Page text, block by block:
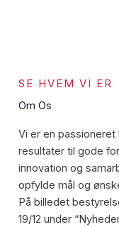
SE HVEM VI ER
Om Os
Vi er en
resultater til gode
innovation og
opfylde mål og
På billedet
19/12 under